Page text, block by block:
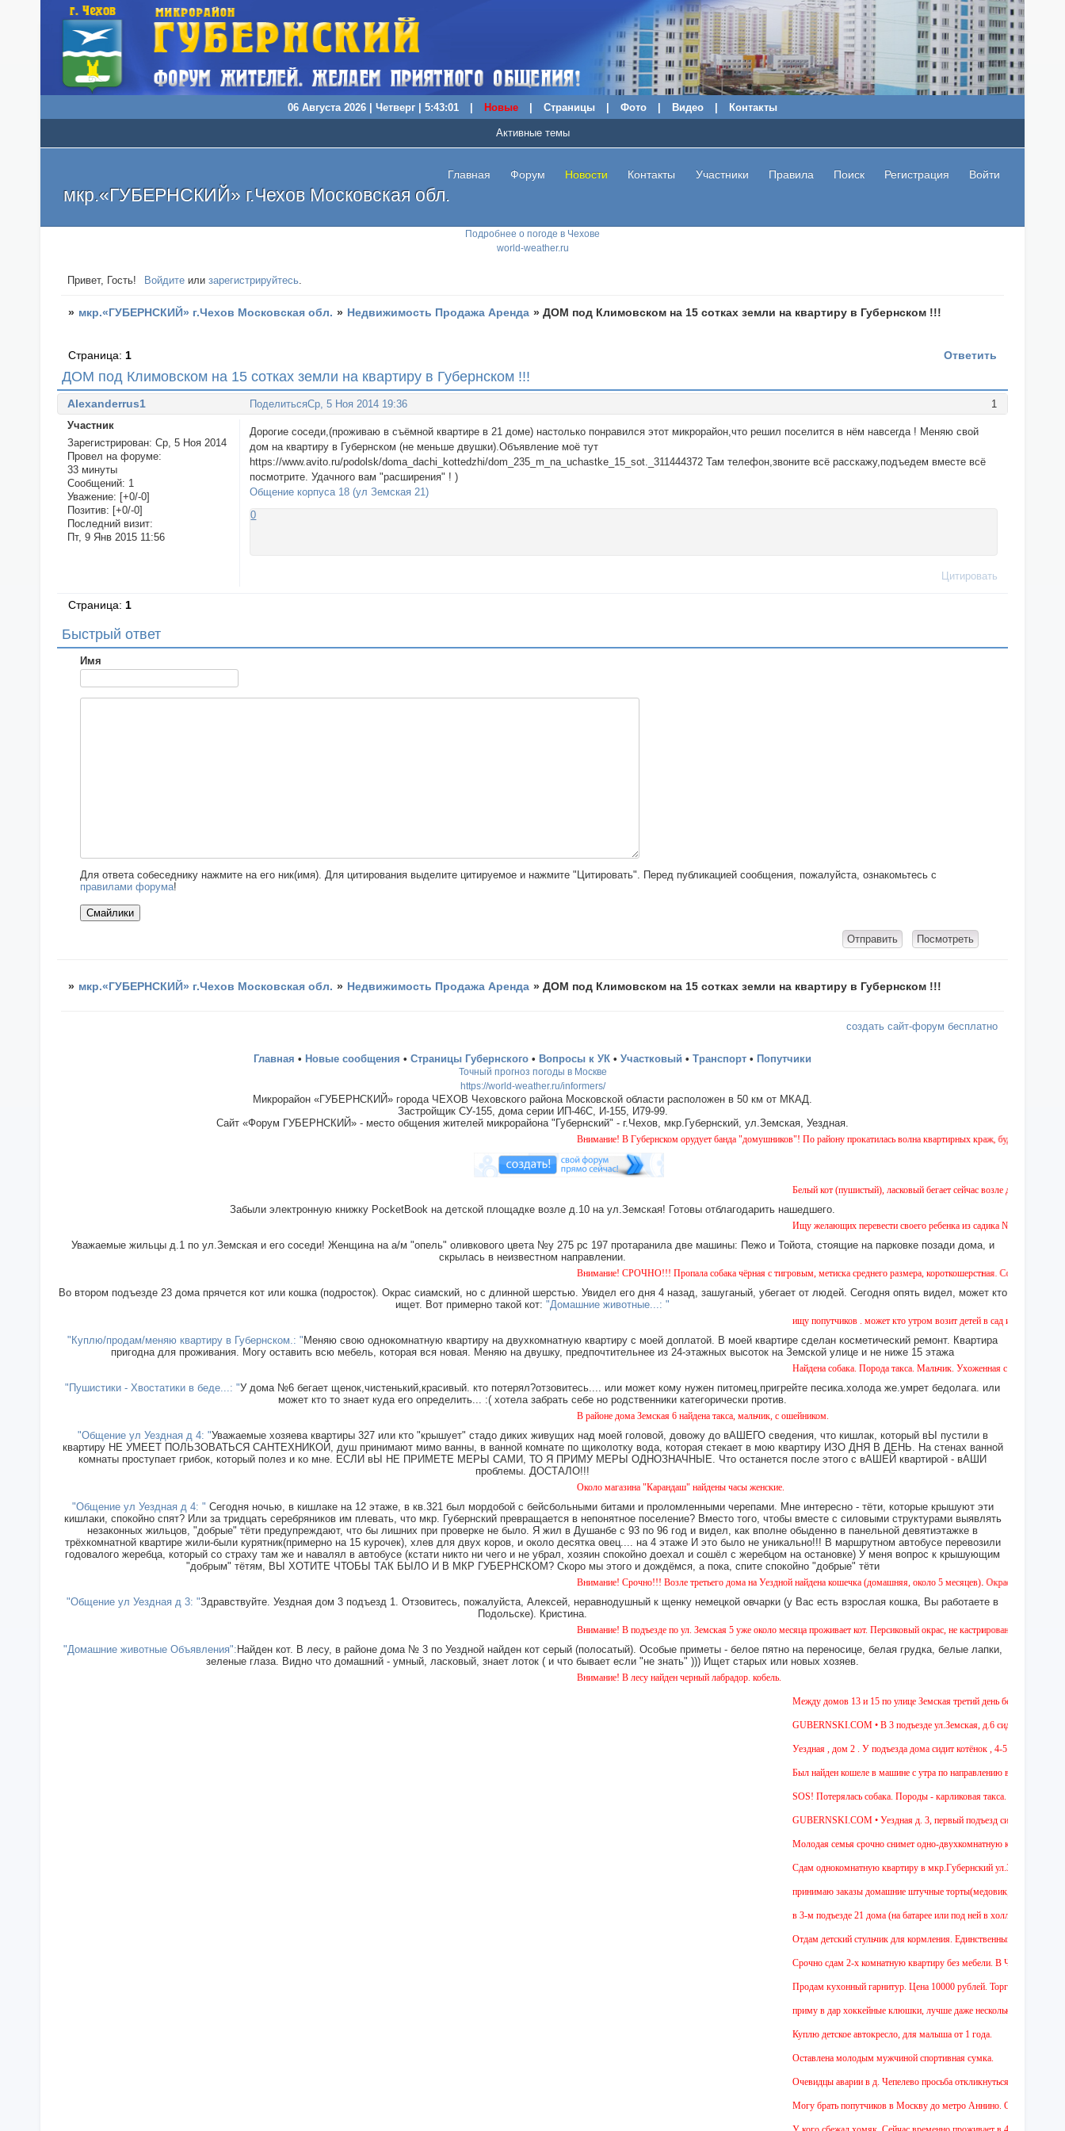
06 Августа 2026 | Четверг | 5:43:02 Новые Страницы Фото Видео Контакты
Подробнее о погоде в Чехове
world-weather.ru
мкр.«ГУБЕРНСКИЙ» г.Чехов Московская обл.
Главная Форум Новости Контакты Участники Правила Поиск Регистрация Войти
Активные темы
Привет, Гость! Войдите илизарегистрируйтесь.
» мкр.«ГУБЕРНСКИЙ» г.Чехов Московская обл. » Недвижимость Продажа Аренда »ДОМ под Климовском на 15 сотках земли на квартиру в Губернском !!!
ДОМ под Климовском на 15 сотках земли на квартиру в Губернском !!!
Страница: 1 Ответить
Поделиться 1
Ср, 5 Ноя 2014 19:36
Alexanderrus1
Участник
Зарегистрирован: Ср, 5 Ноя 2014
Провел на форуме:
33 минуты
Сообщений: 1
Уважение: [+0/-0]
Позитив: [+0/-0]
Последний визит:
Пт, 9 Янв 2015 11:56
Дорогие соседи,(проживаю в съёмной квартире в 21 доме) настолько понравился этот микрорайон,что решил поселится в нём навсегда ! Меняю свой
дом на квартиру в Губернском (не меньше двушки).Объявление моё тут
https://www.avito.ru/podolsk/doma_dachi_kottedzhi/dom_235_m_na_uchastke_15_sot._311444372 Там телефон,звоните всё расскажу,подъедем вместе всё
посмотрите. Удачного вам "расширения" ! )
Общение корпуса 18 (ул Земская 21)
0
Цитировать
Страница: 1
Быстрый ответ
Имя
Для ответа собеседнику нажмите на его ник(имя). Для цитирования выделите цитируемое и нажмите "Цитировать". Перед публикацией сообщения, пожалуйста, ознакомьтесь с
правилами форума!
» мкр.«ГУБЕРНСКИЙ» г.Чехов Московская обл. » Недвижимость Продажа Аренда »ДОМ под Климовском на 15 сотках земли на квартиру в Губернском !!!
создать сайт-форум бесплатно
Главная • Новые сообщения • Страницы Губернского • Вопросы к УК • Участковый • Транспорт • Попутчики
Точный прогноз погоды в Москве
https://world-weather.ru/informers/
Микрорайон «ГУБЕРНСКИЙ» города ЧЕХОВ Чеховского района Московской области расположен в 50 км от МКАД.
Застройщик СУ-155, дома серии ИП-46С, И-155, И79-99.
Сайт «Форум ГУБЕРНСКИЙ» - место общения жителей микрорайона "Губернский" - г.Чехов, мкр.Губернский, ул.Земская, Уездная.
Внимание! В Губернском орудует банда "домушников"! По району прокатилась волна квартирных краж, будьте бдительны!
Белый кот (пушистый), ласковый бегает сейчас возле дома № 2 на
Забыли электронную книжку PocketBook на детской площадке возле д.10 на ул.Земская! Готовы отблагодарить нашедшего.
Ищу желающих перевести своего ребенка из садика №11 в садик №
Уважаемые жильцы д.1 по ул.Земская и его соседи! Женщина на а/м "опель" оливкового цвета №у 275 рс 197 протаранила две машины: Пежо и Тойота, стоящие на парковке позади дома, и
скрылась в неизвестном направлении.
Внимание! СРОЧНО!!! Пропала собака чёрная с тигровым, метиска среднего размера, короткошерстная. Собака пугливая, не
Во втором подъезде 23 дома прячется кот или кошка (подросток). Окрас сиамский, но с длинной шерстью. Увидел его дня 4 назад, зашуганый, убегает от людей. Сегодня опять видел, может кто
ищет. Вот примерно такой кот: "Домашние животные...: "
ищу попутчиков . может кто утром возит детей в сад или в школу в
"Куплю/продам/меняю квартиру в Губернском.: " Меняю свою однокомнатную квартиру на двухкомнатную квартиру с моей доплатой. В моей квартире сделан косметический ремонт. Квартира
пригодна для проживания. Могу оставить всю мебель, которая вся новая. Меняю на двушку, предпочтительнее из 24-этажных высоток на Земской улице и не ниже 15 этажа
Найдена собака. Порода такса. Мальчик. Ухоженная с ошейником.
"Пушистики - Хвостатики в беде...: "У дома №6 бегает щенок,чистенький,красивый. кто потерял?отзовитесь.... или может кому нужен питомец,пригрейте песика.холода же.умрет бедолага. или
может кто то знает куда его определить... :( хотела забрать себе но родственники категорически против.
В районе дома Земская 6 найдена такса, мальчик, с ошейником.
"Общение ул Уездная д 4: "Уважаемые хозяева квартиры 327 или кто "крышует" стадо диких живущих над моей головой, довожу до вАШЕГО сведения, что кишлак, который вЫ пустили в
квартиру НЕ УМЕЕТ ПОЛЬЗОВАТЬСЯ САНТЕХНИКОЙ, душ принимают мимо ванны, в ванной комнате по щиколотку вода, которая стекает в мою квартиру ИЗО ДНЯ В ДЕНЬ. На стенах ванной
комнаты проступает грибок, который полез и ко мне. ЕСЛИ вЫ НЕ ПРИМЕТЕ МЕРЫ САМИ, ТО Я ПРИМУ МЕРЫ ОДНОЗНАЧНЫЕ. Что останется после этого с вАШЕЙ квартирой - вАШИ
проблемы. ДОСТАЛО!!!
Около магазина "Карандаш" найдены часы женские.
"Общение ул Уездная д 4: " Сегодня ночью, в кишлаке на 12 этаже, в кв.321 был мордобой с бейсбольными битами и проломленными черепами. Мне интересно - тёти, которые крышуют эти
кишлаки, спокойно спят? Или за тридцать серебряников им плевать, что мкр. Губернский превращается в непонятное поселение? Вместо того, чтобы вместе с силовыми структурами выявлять
незаконных жильцов, "добрые" тёти предупреждают, что бы лишних при проверке не было. Я жил в Душанбе с 93 по 96 год и видел, как вполне обыденно в панельной девятиэтажке в
трёхкомнатной квартире жили-были курятник(примерно на 15 курочек), хлев для двух коров, и около десятка овец.... на 4 этаже И это было не уникально!!! В маршрутном автобусе перевозили
годовалого жеребца, который со страху там же и навалял в автобусе (кстати никто ни чего и не убрал, хозяин спокойно доехал и сошёл с жеребцом на остановке) У меня вопрос к крышующим
"добрым" тётям, ВЫ ХОТИТЕ ЧТОБЫ ТАК БЫЛО И В МКР ГУБЕРНСКОМ? Скоро мы этого и дождёмся, а пока, спите спокойно "добрые" тёти
Внимание! Срочно!!! Возле третьего дома на Уездной найдена кошечка (домашняя, около 5 месяцев). Окрас - камышовый, на
"Общение ул Уездная д 3: "Здравствуйте. Уездная дом 3 подъезд 1. Отзовитесь, пожалуйста, Алексей, неравнодушный к щенку немецкой овчарки (у Вас есть взрослая кошка, Вы работаете в
Подольске). Кристина.
Внимание! В подъезде по ул. Земская 5 уже около месяца проживает кот. Персиковый окрас, не кастрирован, возраст менее
"Домашние животные Объявления": Найден кот. В лесу, в районе дома № 3 по Уездной найден кот серый (полосатый). Особые приметы - белое пятно на переносице, белая грудка, белые лапки,
зеленые глаза. Видно что домашний - умный, ласковый, знает лоток ( и что бывает если "не знать" ))) Ищет старых или новых хозяев.
Внимание! В лесу найден черный лабрадор. кобель.
Между домов 13 и 15 по улице Земская третий день бегает собака из
GUBERNSKI.COM • В 3 подъезде ул.Земская, д.6 сидит очень
Уездная , дом 2 . У подъезда дома сидит котёнок , 4-5 мес , девочка.
Был найден кошеле в машине с утра по направлению в Москву,девушка
SOS! Потерялась собака. Породы - карликовая такса. Уважаемые
GUBERNSKI.COM • Уездная д. 3, первый подъезд сидит
Молодая семья срочно снимет одно-двухкомнатную квартиру на
Cдам однокомнатную квартиру в мкр.Губернский ул.Земская. Ремонт
принимаю заказы домашние штучные торты(медовик, муравейник,
в 3-м подъезде 21 дома (на батарее или под ней в холле) тоскует и
Отдам детский стульчик для кормления. Единственный минус - нет
Срочно сдам 2-х комнатную квартиру без мебели. В Чехове буду
Продам кухонный гарнитур. Цена 10000 рублей. Торг уместен.
приму в дар хоккейные клюшки, лучше даже несколько:)
Куплю детское автокресло, для малыша от 1 года.
Оставлена молодым мужчиной спортивная сумка.
Очевидцы аварии в д. Чепелево просьба откликнуться.
Могу брать попутчиков в Москву до метро Аннино. Отъезд 6.45 от